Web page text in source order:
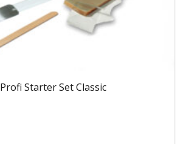
Profi Starter Set Classic